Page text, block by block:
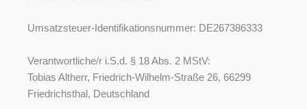
Umsatzsteuer-Identifikationsnummer: DE267386333
Verantwortliche/r i.S.d. § 18 Abs. 2 MStV:
Tobias Altherr, Friedrich-Wilhelm-Straße 26, 66299
Friedrichsthal, Deutschland